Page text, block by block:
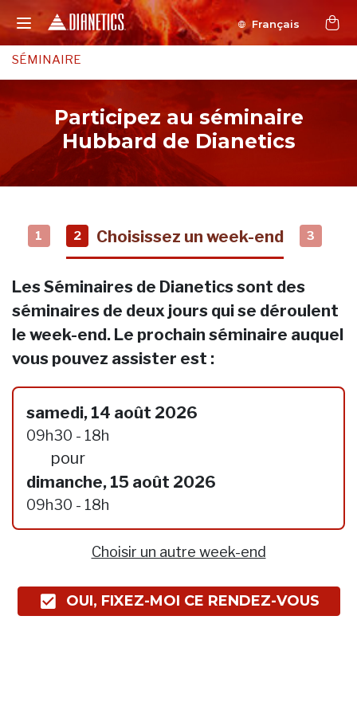
Français
SÉMINAIRE
Participez au séminaire
Hubbard de Dianetics
1 2 Choisissez un week-end 3
Les Séminaires de Dianetics sont des
séminaires de deux jours qui se déroulent
le week-end. Le prochain séminaire auquel
vous pouvez assister est :
samedi, 14 août 2026
09h30 - 18h
pour
dimanche, 15 août 2026
09h30 - 18h
Choisir un autre week-end
OUI, FIXEZ-MOI CE RENDEZ-VOUS